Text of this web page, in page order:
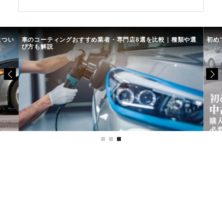
い 車のコーティングおすすめ業者・専門店8選を比較｜種類や選
び方も解説
初め